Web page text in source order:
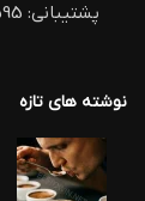
پشتیبانی: 09961501595
نوشته های تازه